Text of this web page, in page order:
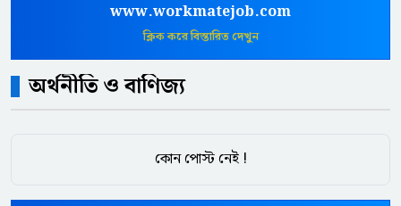
www.workmatejob.com
ক্লিক করে বিস্তারিত দেখুন
অর্থনীতি ও বাণিজ্য
কোন পোস্ট নেই !